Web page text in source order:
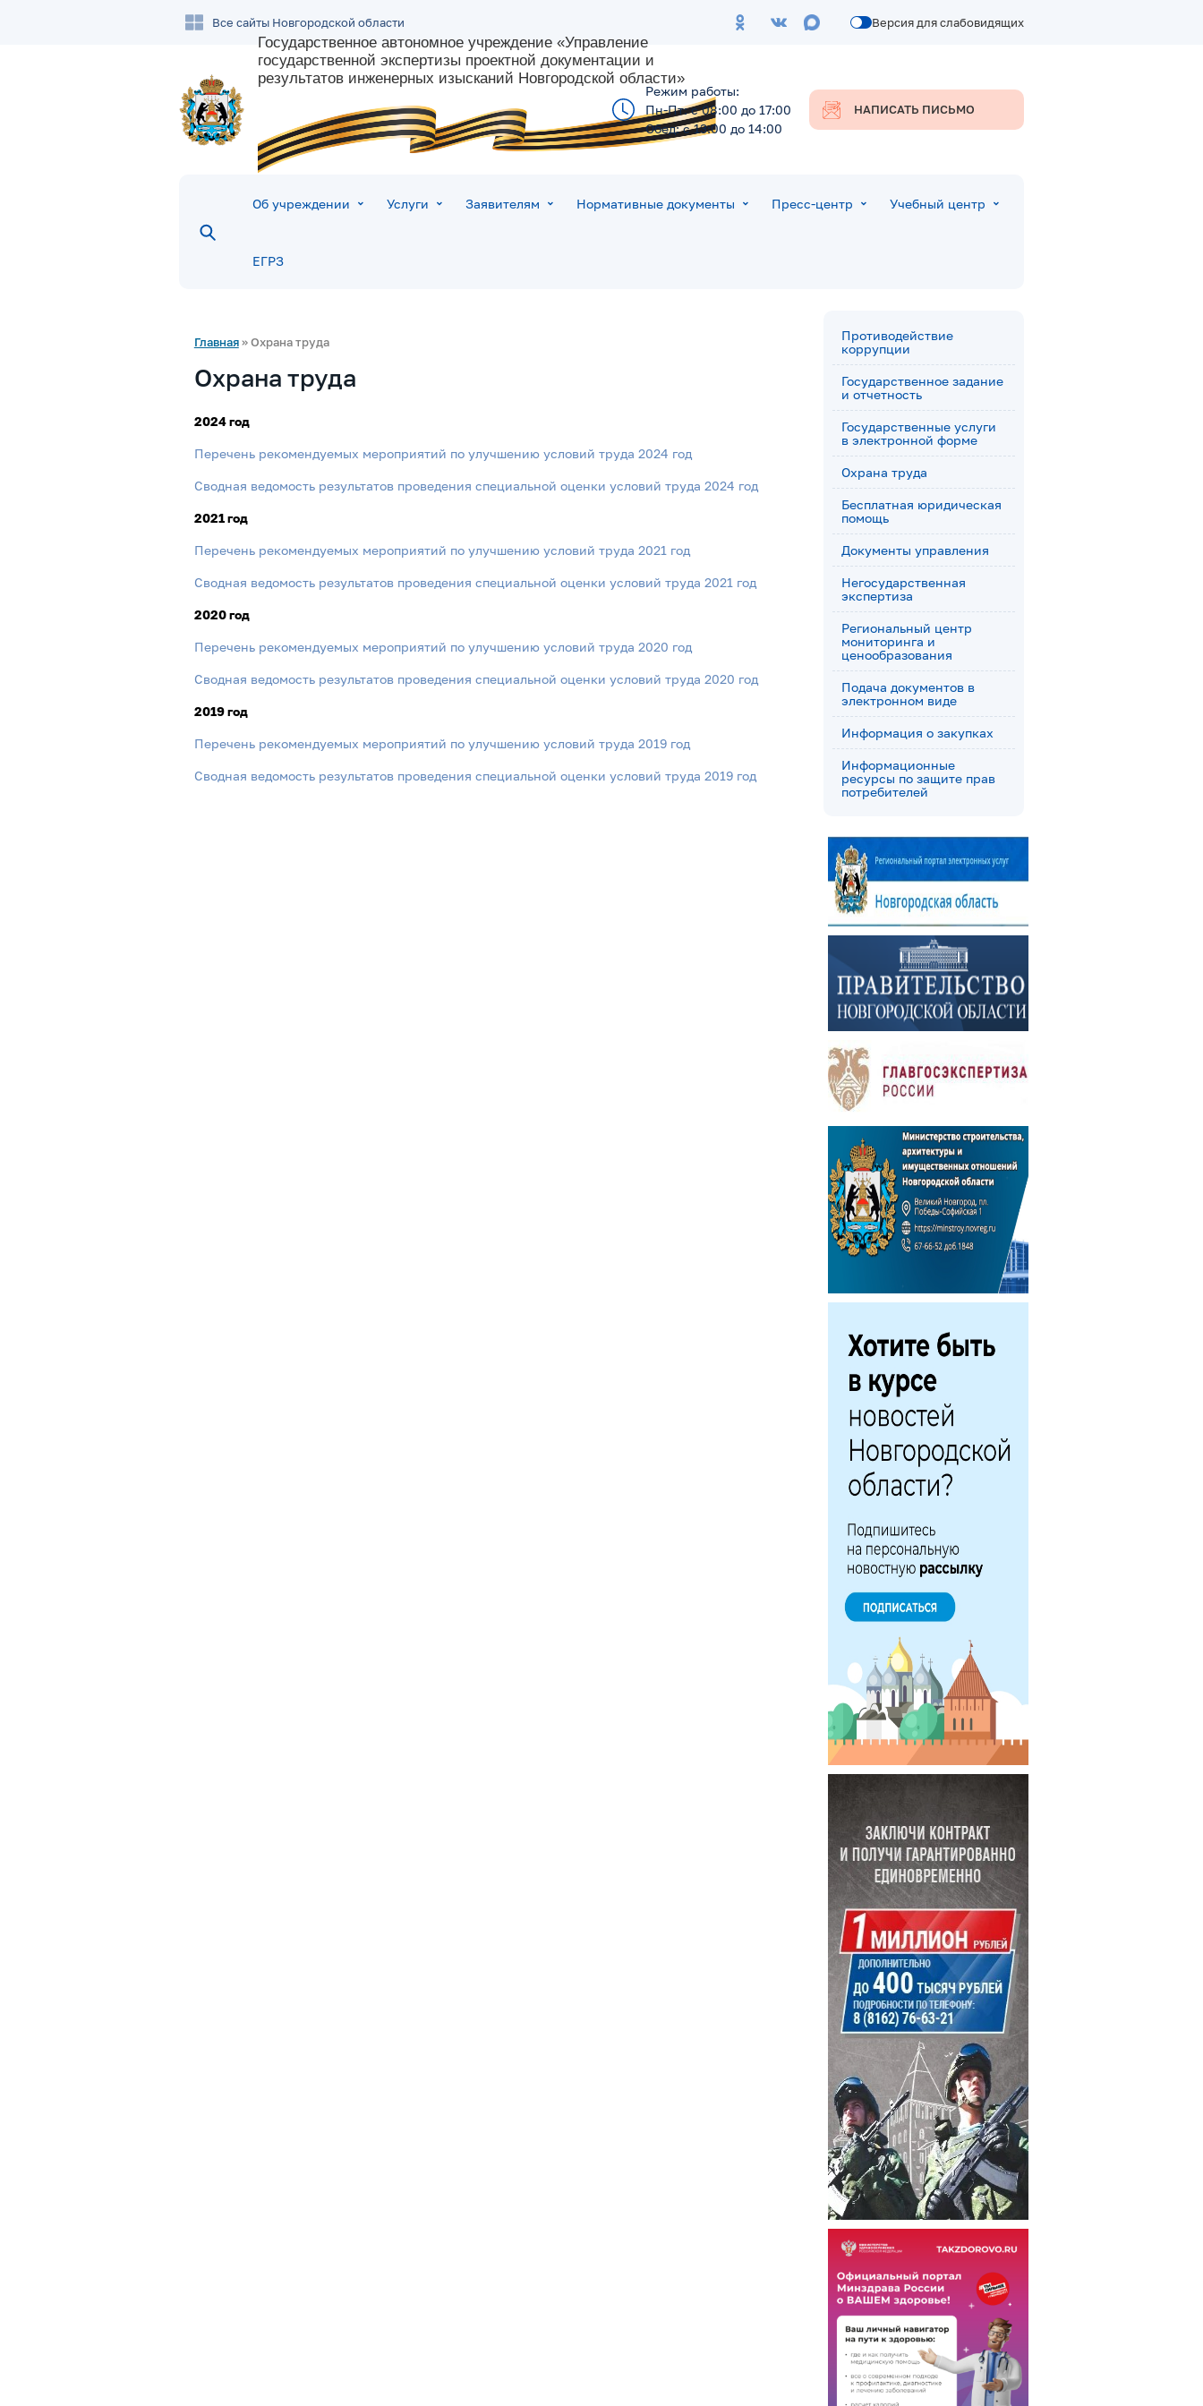
Все сайты Новгородской области Версия для слабовидящих
Государственное автономное учреждение «Управление
государственной экспертизы проектной документации и
результатов инженерных изысканий Новгородской области»
Режим работы:
Пн-Пт: с 08:00 до 17:00
Обед: с 13:00 до 14:00
НАПИСАТЬ ПИСЬМО
Об учреждении Услуги Заявителям Нормативные документы Пресс-центр Учебный центр
ЕГРЗ
Главная» Охрана труда
Охрана труда
2024 год
Перечень рекомендуемых мероприятий по улучшению условий труда 2024 год
Сводная ведомость результатов проведения специальной оценки условий труда 2024 год
2021 год
Перечень рекомендуемых мероприятий по улучшению условий труда 2021 год
Сводная ведомость результатов проведения специальной оценки условий труда 2021 год
2020 год
Перечень рекомендуемых мероприятий по улучшению условий труда 2020 год
Сводная ведомость результатов проведения специальной оценки условий труда 2020 год
2019 год
Перечень рекомендуемых мероприятий по улучшению условий труда 2019 год
Сводная ведомость результатов проведения специальной оценки условий труда 2019 год
Противодействие
коррупции
Государственное задание
и отчетность
Государственные услуги
в электронной форме
Охрана труда
Бесплатная юридическая
помощь
Документы управления
Негосударственная
экспертиза
Региональный центр
мониторинга и
ценообразования
Подача документов в
электронном виде
Информация о закупках
Информационные
ресурсы по защите прав
потребителей